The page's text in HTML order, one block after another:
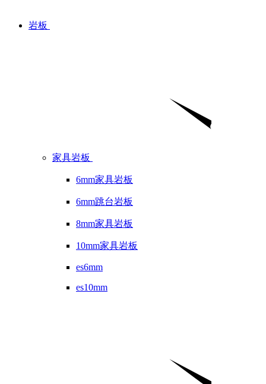
岩板
家具岩板
6mm家具岩板
6mm跳台岩板
8mm家具岩板
10mm家具岩板
es6mm
es10mm